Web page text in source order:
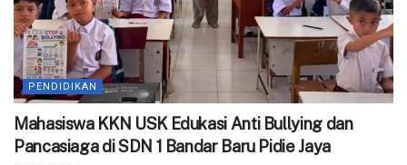
PENDIDIKAN
‎Mahasiswa KKN USK Edukasi Anti Bullying dan
Pancasiaga di SDN 1 Bandar Baru Pidie Jaya